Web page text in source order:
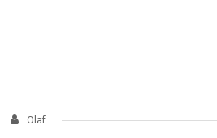
Olaf